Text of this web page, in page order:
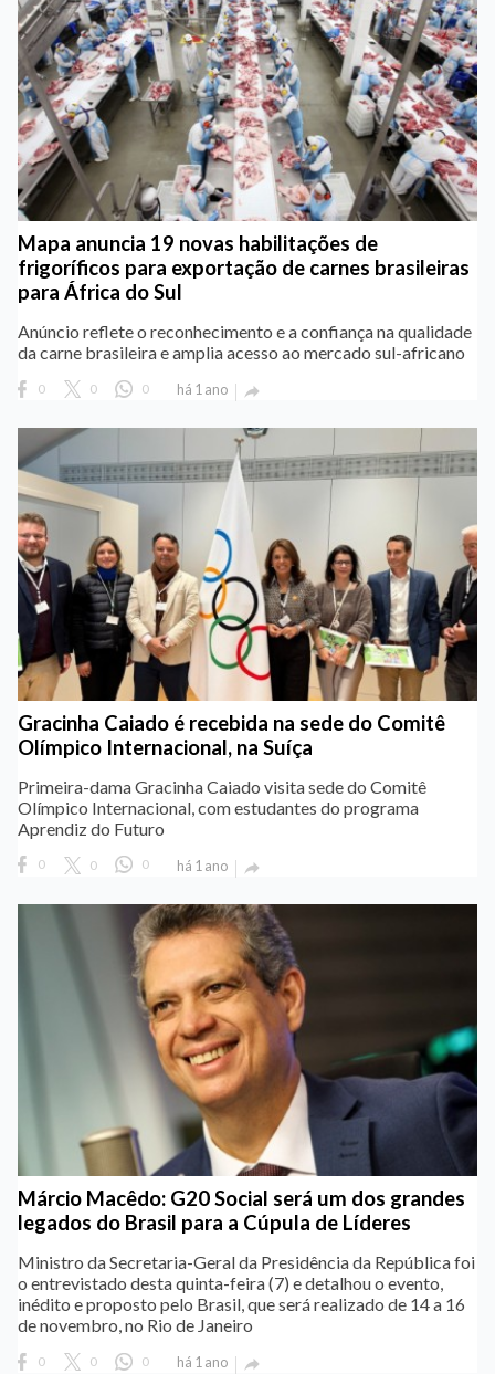
Mapa anuncia 19 novas habilitações de
frigoríficos para exportação de carnes brasileiras
para África do Sul
Anúncio reflete o reconhecimento e a confiança na qualidade
da carne brasileira e amplia acesso ao mercado sul-africano
0 0 0 há 1 ano 
Gracinha Caiado é recebida na sede do Comitê
Olímpico Internacional, na Suíça
Primeira-dama Gracinha Caiado visita sede do Comitê
Olímpico Internacional, com estudantes do programa
Aprendiz do Futuro
0 0 0 há 1 ano 
Márcio Macêdo: G20 Social será um dos grandes
legados do Brasil para a Cúpula de Líderes
Ministro da Secretaria-Geral da Presidência da República foi
o entrevistado desta quinta-feira (7) e detalhou o evento,
inédito e proposto pelo Brasil, que será realizado de 14 a 16
de novembro, no Rio de Janeiro
0 0 0 há 1 ano 